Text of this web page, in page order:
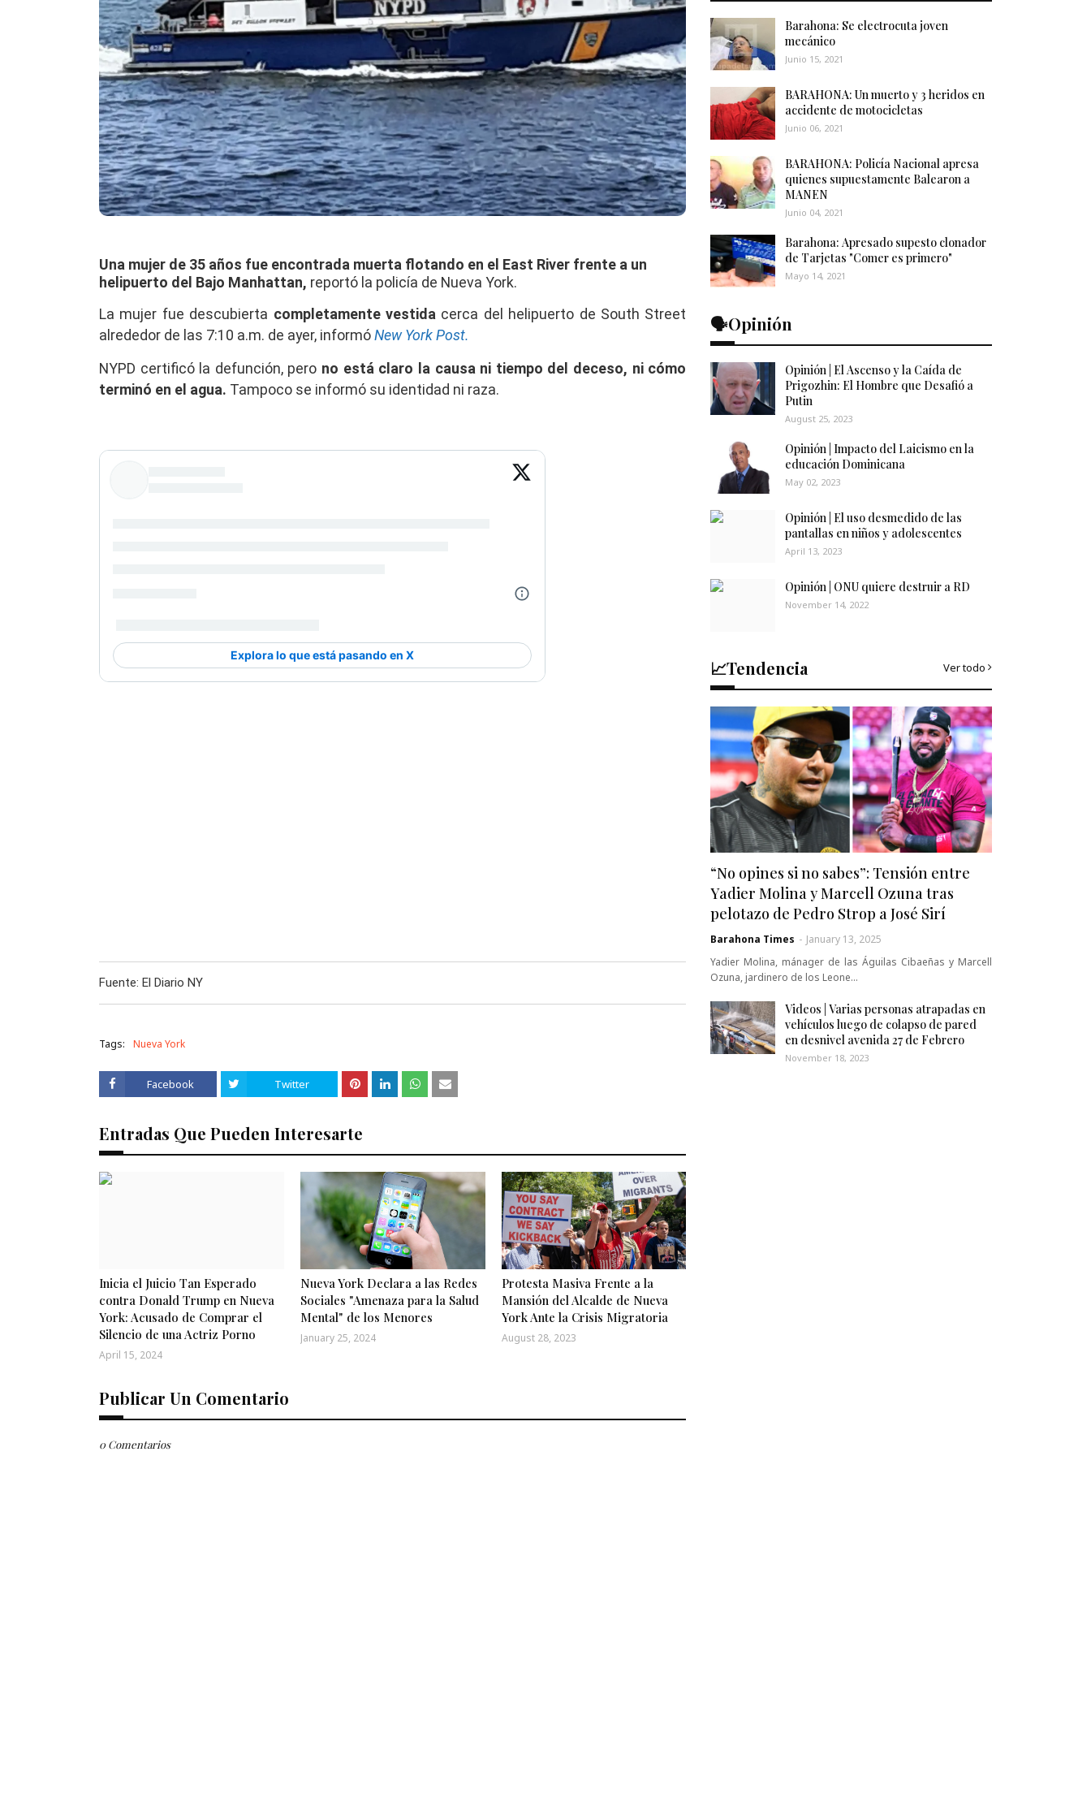
Una mujer de 35 años fue encontrada muerta flotando en el East River frente a un
helipuerto del Bajo Manhattan, reportó la policía de Nueva York.
La mujer fue descubierta completamente vestidacerca del helipuerto de South Street
alrededor de las 7:10 a.m. de ayer, informóNew York Post.
NYPD certificó la defunción, pero no está claro la causa ni tiempo del deceso, ni cómo
terminó en el agua. Tampoco se informó su identidad ni raza.
Fuente: El Diario NY
Tags: Nueva York
Facebook Twitter
Entradas Que Pueden Interesarte
Inicia el Juicio Tan Esperado
contra Donald Trump en Nueva
York: Acusado de Comprar el
Silencio de una Actriz Porno
April 15, 2024
Nueva York Declara a las Redes
Sociales "Amenaza para la Salud
Mental" de los Menores
January 25, 2024
Protesta Masiva Frente a la
Mansión del Alcalde de Nueva
York Ante la Crisis Migratoria
August 28, 2023
Publicar Un Comentario
0 Comentarios
Barahona: Se electrocuta joven
mecánico
Junio 15, 2021
BARAHONA: Un muerto y 3 heridos en
accidente de motocicletas
Junio 06, 2021
BARAHONA: Policía Nacional apresa
quienes supuestamente Balearon a
MANEN
Junio 04, 2021
Barahona: Apresado supesto clonador
de Tarjetas "Comer es primero"
Mayo 14, 2021
🗣️Opinión
Opinión | El Ascenso y la Caída de
Prigozhin: El Hombre que Desafió a
Putin
August 25, 2023
Opinión | Impacto del Laicismo en la
educación Dominicana
May 02, 2023
Opinión | El uso desmedido de las
pantallas en niños y adolescentes
April 13, 2023
Opinión | ONU quiere destruir a RD
November 14, 2022
📈Tendencia Ver todo
“No opines si no sabes”: Tensión entre
Yadier Molina y Marcell Ozuna tras
pelotazo de Pedro Strop a José Sirí
Barahona Times - January 13, 2025
Yadier Molina, mánager de las Águilas Cibaeñas y Marcell
Ozuna, jardinero de los Leone…
Videos | Varias personas atrapadas en
vehículos luego de colapso de pared
en desnivel avenida 27 de Febrero
November 18, 2023